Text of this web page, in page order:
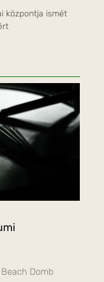
központja ismét
Domb